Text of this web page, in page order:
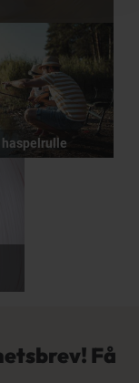
haspelrulle
Få